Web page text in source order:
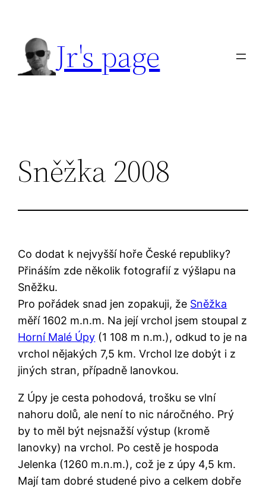
obsah
Jr's page
Sněžka 2008
Co dodat k nejvyšší hoře České republiky?
Přináším zde několik fotografií z výšlapu na
Sněžku.
Pro pořádek snad jen zopakuji, že Sněžka
měří 1602 m.n.m. Na její vrchol jsem stoupal z
Horní Malé Úpy (1 108 m n.m.), odkud to je na
vrchol nějakých 7,5 km. Vrchol lze dobýt i z
jiných stran, případně lanovkou.
Z Úpy je cesta pohodová, trošku se vlní
nahoru dolů, ale není to nic náročného. Prý
by to měl být nejsnažší výstup (kromě
lanovky) na vrchol. Po cestě je hospoda
Jelenka (1260 m.n.m.), což je z úpy 4,5 km.
Mají tam dobré studené pivo a celkem dobře